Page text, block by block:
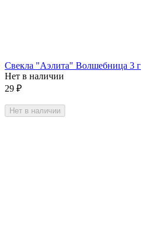
Свекла "Аэлита" Волшебница 3 г
Нет в наличии
29 ₽
Нет в наличии